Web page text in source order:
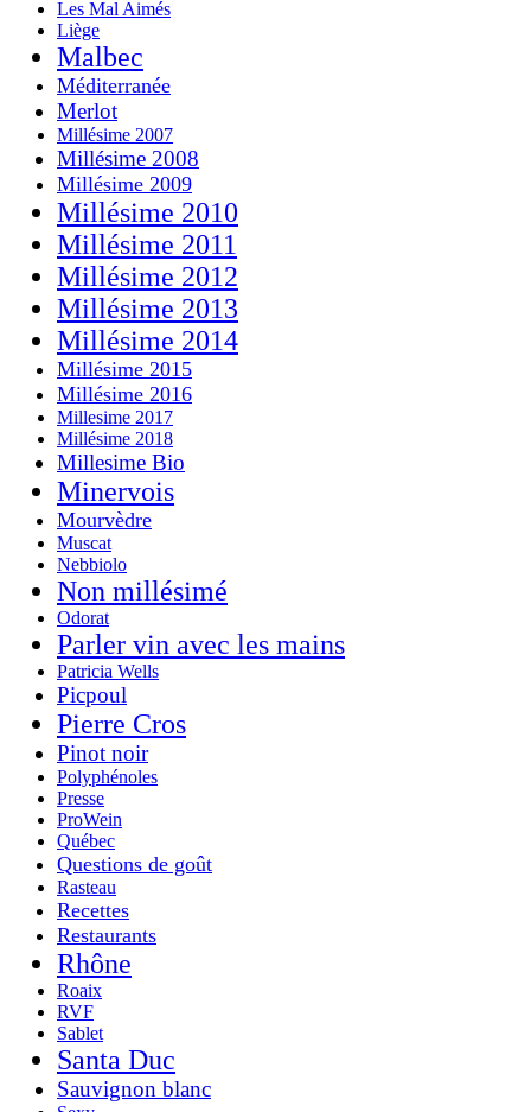
Les Mal Aimés
Liège
Malbec
Méditerranée
Merlot
Millésime 2007
Millésime 2008
Millésime 2009
Millésime 2010
Millésime 2011
Millésime 2012
Millésime 2013
Millésime 2014
Millésime 2015
Millésime 2016
Millesime 2017
Millésime 2018
Millesime Bio
Minervois
Mourvèdre
Muscat
Nebbiolo
Non millésimé
Odorat
Parler vin avec les mains
Patricia Wells
Picpoul
Pierre Cros
Pinot noir
Polyphénoles
Presse
ProWein
Québec
Questions de goût
Rasteau
Recettes
Restaurants
Rhône
Roaix
RVF
Sablet
Santa Duc
Sauvignon blanc